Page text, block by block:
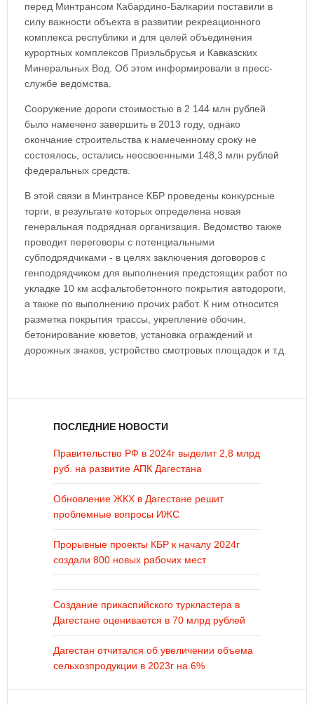
перед Минтрансом Кабардино-Балкарии поставили в
силу важности объекта в развитии рекреационного
комплекса республики и для целей объединения
курортных комплексов Приэльбрусья и Кавказских
Минеральных Вод. Об этом информировали в пресс-
службе ведомства.
Сооружение дороги стоимостью в 2 144 млн рублей
было намечено завершить в 2013 году, однако
окончание строительства к намеченному сроку не
состоялось, остались неосвоенными 148,3 млн рублей
федеральных средств.
В этой связи в Минтрансе КБР проведены конкурсные
торги, в результате которых определена новая
генеральная подрядная организация. Ведомство также
проводит переговоры с потенциальными
субподрядчиками - в целях заключения договоров с
генподрядчиком для выполнения предстоящих работ по
укладке 10 км асфальтобетонного покрытия автодороги,
а также по выполнению прочих работ. К ним относится
разметка покрытия трассы, укрепление обочин,
бетонирование кюветов, установка ограждений и
дорожных знаков, устройство смотровых площадок и т.д.
ПОСЛЕДНИЕ НОВОСТИ
Правительство РФ в 2024г выделит 2,8 млрд
руб. на развитие АПК Дагестана
Обновление ЖКХ в Дагестане решит
проблемные вопросы ИЖС
Прорывные проекты КБР к началу 2024г
создали 800 новых рабочих мест
Создание прикаспийского туркластера в
Дагестане оценивается в 70 млрд рублей
Дагестан отчитался об увеличении объема
сельхозпродукции в 2023г на 6%